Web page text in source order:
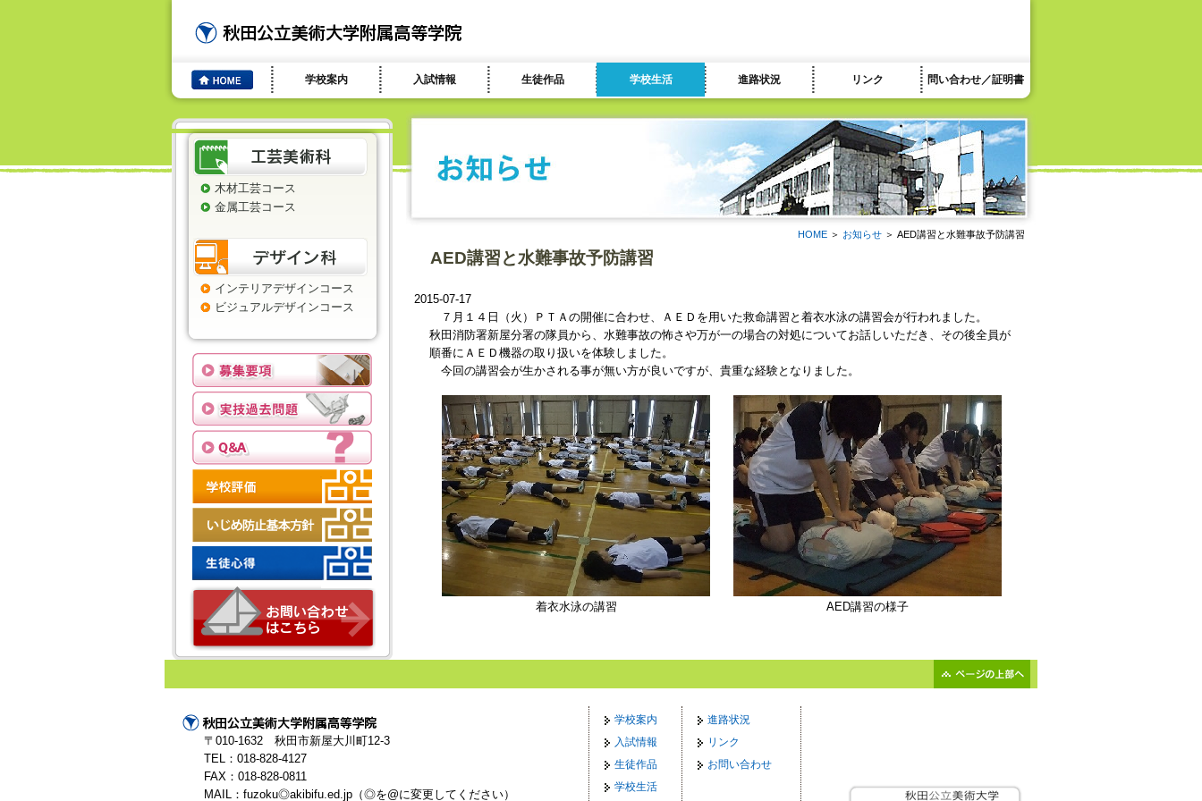
学校案内 入試情報 生徒作品 学校生活 進路状況 リンク 問い合わせ／証明書
木材工芸コース
金属工芸コース
インテリアデザインコース
ビジュアルデザインコース
HOME ＞ お知らせ ＞ AED講習と水難事故予防講習
AED講習と水難事故予防講習
2015-07-17
７月１４日（火）ＰＴＡの開催に合わせ、ＡＥＤを用いた救命講習と着衣水泳の講習会が行われました。
秋田消防署新屋分署の隊員から、水難事故の怖さや万が一の場合の対処についてお話しいただき、その後全員が
順番にＡＥＤ機器の取り扱いを体験しました。
今回の講習会が生かされる事が無い方が良いですが、貴重な経験となりました。
着衣水泳の講習 AED講習の様子
〒010-1632 秋田市新屋大川町12-3
TEL：018-828-4127
FAX：018-828-0811
MAIL：fuzoku◎akibifu.ed.jp（◎を@に変更してください）
学校案内
入試情報
生徒作品
学校生活
進路状況
リンク
お問い合わせ